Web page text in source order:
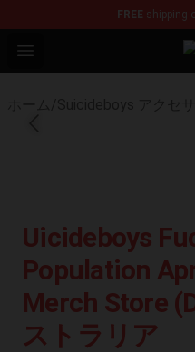
FREE shipping
Open menu
Uicideboys
Population
Merch Store
ストラリア